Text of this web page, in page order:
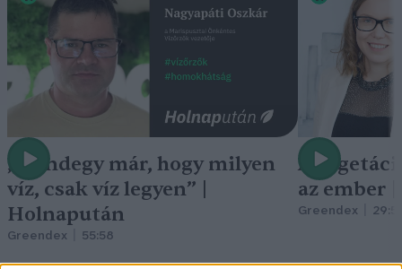
„Mindegy már, hogy milyen
víz, csak víz legyen” |
Holnapután
Greendex 55:58
A
az ember
Greendex